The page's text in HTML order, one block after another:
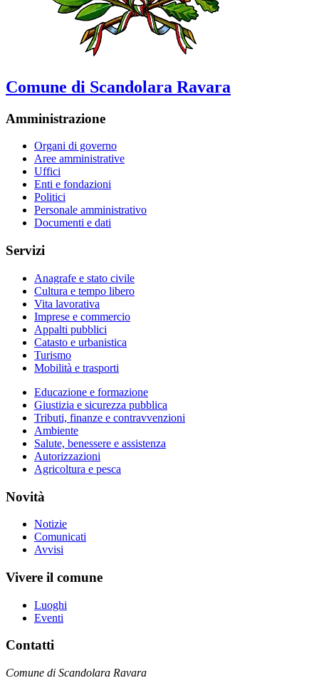
Comune di Scandolara Ravara
Amministrazione
Organi di governo
Aree amministrative
Uffici
Enti e fondazioni
Politici
Personale amministrativo
Documenti e dati
Servizi
Anagrafe e stato civile
Cultura e tempo libero
Vita lavorativa
Imprese e commercio
Appalti pubblici
Catasto e urbanistica
Turismo
Mobilità e trasporti
Educazione e formazione
Giustizia e sicurezza pubblica
Tributi, finanze e contravvenzioni
Ambiente
Salute, benessere e assistenza
Autorizzazioni
Agricoltura e pesca
Novità
Notizie
Comunicati
Avvisi
Vivere il comune
Luoghi
Eventi
Contatti
Comune di Scandolara Ravara